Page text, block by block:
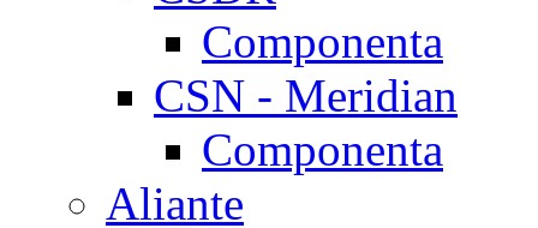
Componenta
CSN - Meridian
Componenta
Aliante